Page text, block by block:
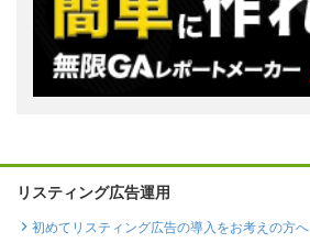
リスティング広告運用
初めてリスティング広告の導入をお考えの方へ